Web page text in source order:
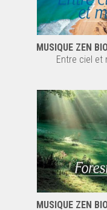
MUSIQUE ZEN
Entre ciel et
MUSIQUE ZEN